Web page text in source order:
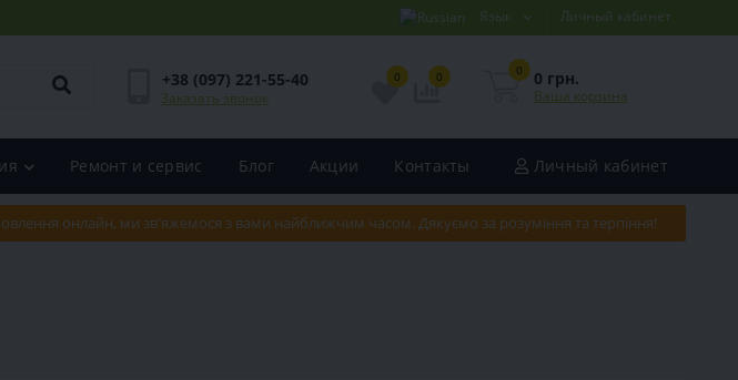
Язык Личный кабинет
+38 (097) 221-55-40
Заказать звонок
0 0 0 0 грн.
Ваша корзина
Ремонт и сервис Блог Акции Контакты Личный кабинет
онлайн, ми зв'яжемося з вами найближчим часом. Дякуємо за розуміння та терпіння!